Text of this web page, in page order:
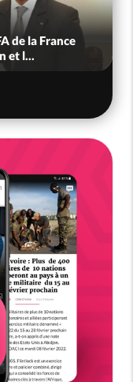
de la France
et l...